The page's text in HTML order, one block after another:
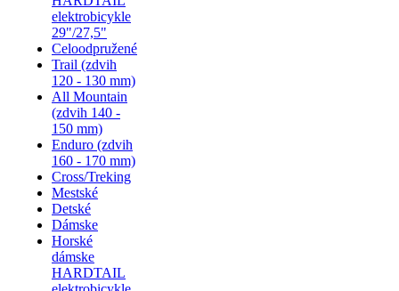
elektrobicykle
29"/27,5"
Celoodpružené
Trail (zdvih
120 - 130 mm)
All Mountain
(zdvih 140 -
150 mm)
Enduro (zdvih
160 - 170 mm)
Cross/Treking
Mestské
Detské
Dámske
Horské
dámske
HARDTAIL